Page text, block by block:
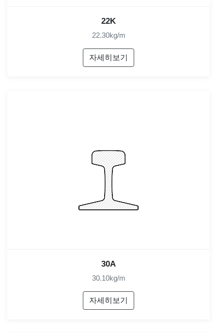
22K
22.30kg/m
자세히보기
30A
30.10kg/m
자세히보기